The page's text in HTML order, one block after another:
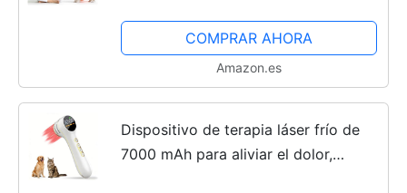
para vientre, espalda y piernas,
cómodo y fácil de usar...
COMPRAR AHORA
Amazon.es
Dispositivo de terapia láser frío de
7000 mAh para aliviar el dolor,